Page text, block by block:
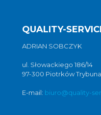
QUALITY-
ADRIAN SOBCZYK
ul. Słowackiego 186/14
97-300 Piotrków
E-mail: biuro@quality-